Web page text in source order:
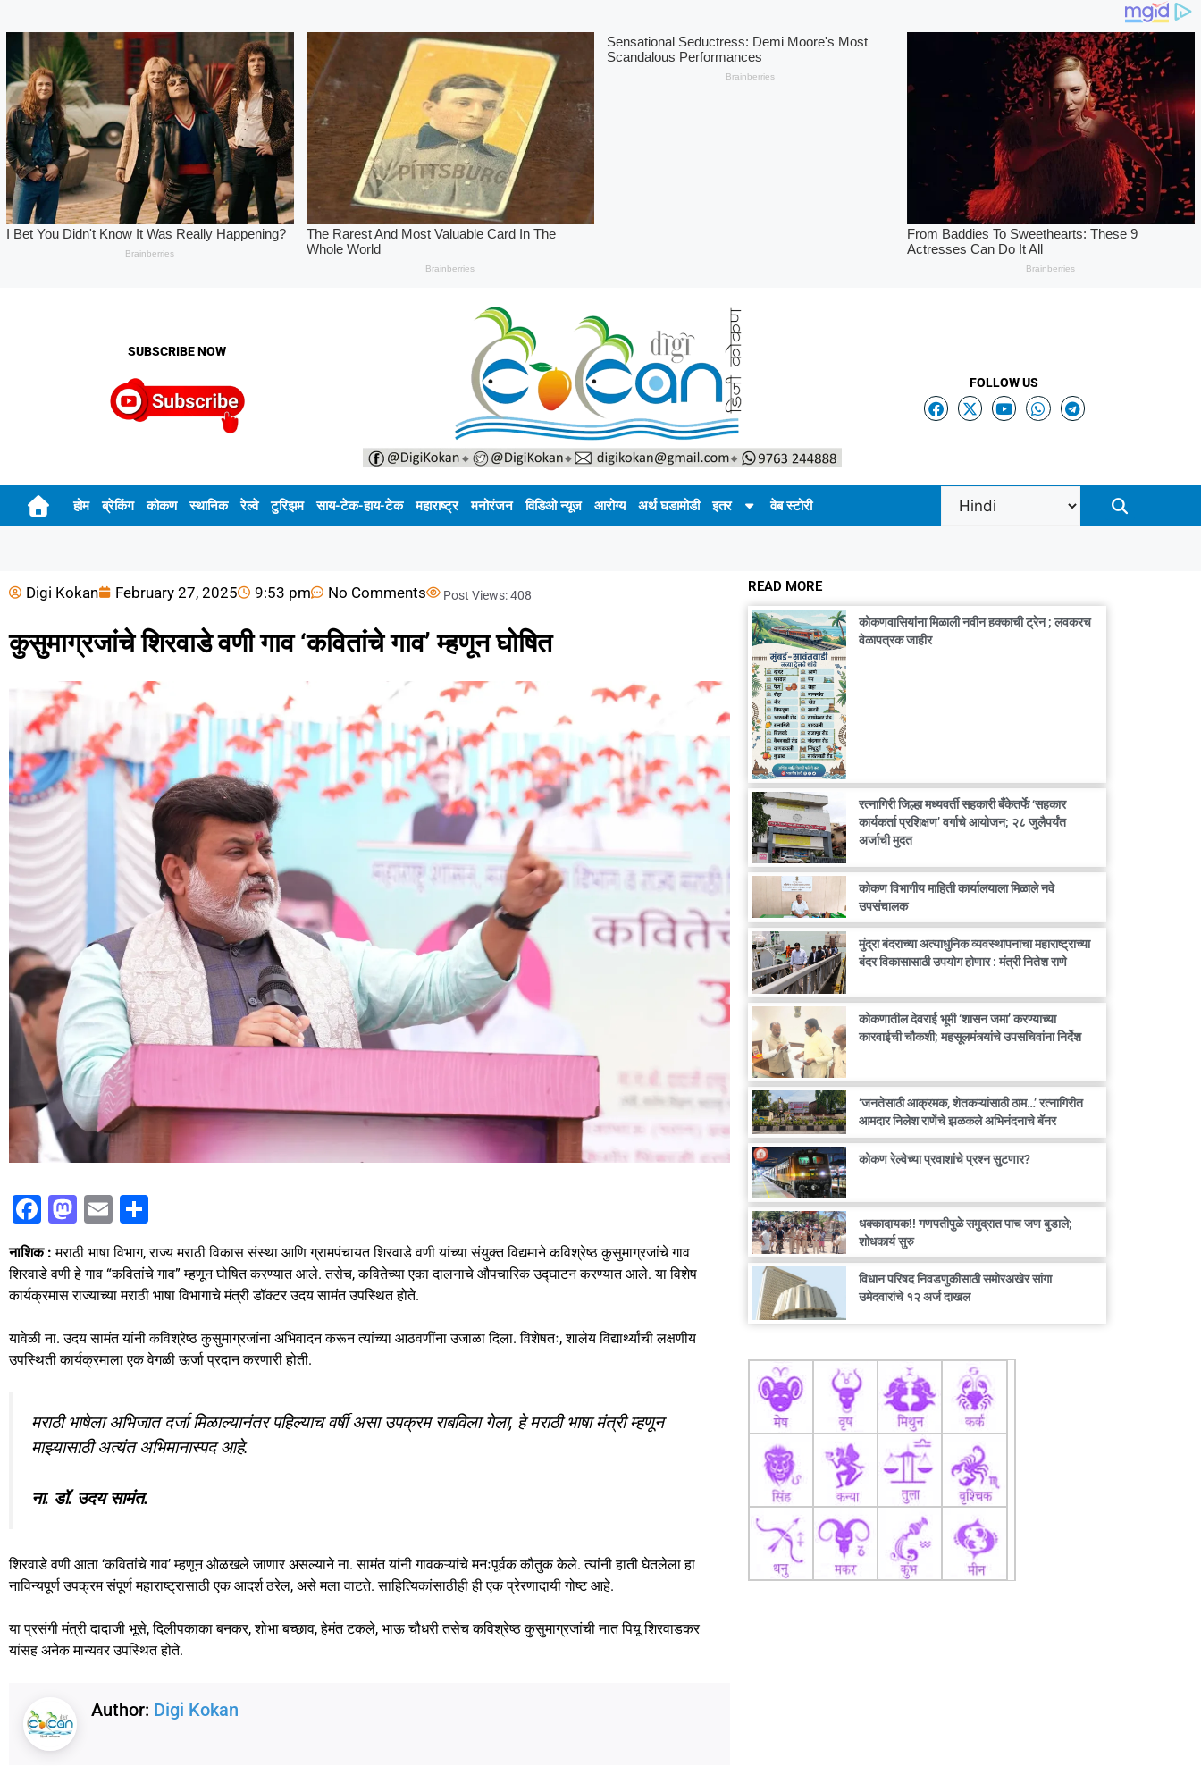
SUBSCRIBE NOW
FOLLOW US
होम ब्रेकिंग कोकण स्थानिक रेल्वे टुरिझम साय-टेक-हाय-टेक महाराष्ट्र मनोरंजन विडिओ न्यूज आरोग्य अर्थ घडामोडी इतर वेब स्टोरी
Digi Kokan February 27, 2025 9:53 pm No Comments Post Views:408
कुसुमाग्रजांचे शिरवाडे वणी गाव ‘कवितांचे गाव’ म्हणून घोषित
F
c
e
o
k
M
a
st
o
o
E
m
ai
l
ar
e
नाशिक : मराठी भाषा विभाग, राज्य मराठी विकास संस्था आणि ग्रामपंचायत शिरवाडे वणी यांच्या संयुक्त विद्यमाने कविश्रेष्ठ कुसुमाग्रजांचे गाव
शिरवाडे वणी हे गाव “कवितांचे गाव” म्हणून घोषित करण्यात आले. तसेच, कवितेच्या एका दालनाचे औपचारिक उद्घाटन करण्यात आले. या विशेष
कार्यक्रमास राज्याच्या मराठी भाषा विभागाचे मंत्री डॉक्टर उदय सामंत उपस्थित होते.
यावेळी ना. उदय सामंत यांनी कविश्रेष्ठ कुसुमाग्रजांना अभिवादन करून त्यांच्या आठवणींना उजाळा दिला. विशेषतः, शालेय विद्यार्थ्यांची लक्षणीय
उपस्थिती कार्यक्रमाला एक वेगळी ऊर्जा प्रदान करणारी होती.
मराठी भाषेला अभिजात दर्जा मिळाल्यानंतर पहिल्याच वर्षी असा उपक्रम राबविला गेला, हे मराठी भाषा मंत्री म्हणून
माझ्यासाठी अत्यंत अभिमानास्पद आहे.
ना. डॉ. उदय सामंत.
शिरवाडे वणी आता ‘कवितांचे गाव’ म्हणून ओळखले जाणार असल्याने ना. सामंत यांनी गावकऱ्यांचे मनःपूर्वक कौतुक केले. त्यांनी हाती घेतलेला हा
नाविन्यपूर्ण उपक्रम संपूर्ण महाराष्ट्रासाठी एक आदर्श ठरेल, असे मला वाटते. साहित्यिकांसाठीही ही एक प्रेरणादायी गोष्ट आहे.
या प्रसंगी मंत्री दादाजी भूसे, दिलीपकाका बनकर, शोभा बच्छाव, हेमंत टकले, भाऊ चौधरी तसेच कविश्रेष्ठ कुसुमाग्रजांची नात पियू शिरवाडकर
यांसह अनेक मान्यवर उपस्थित होते.
Author: Digi Kokan
READ MORE
कोकणवासियांना मिळाली नवीन हक्काची ट्रेन ; लवकरच
वेळापत्रक जाहीर
रत्नागिरी जिल्हा मध्यवर्ती सहकारी बँकेतर्फे ‘सहकार
कार्यकर्ता प्रशिक्षण’ वर्गाचे आयोजन; २८ जुलैपर्यंत
अर्जाची मुदत
कोकण विभागीय माहिती कार्यालयाला मिळाले नवे
उपसंचालक
मुंद्रा बंदराच्या अत्याधुनिक व्यवस्थापनाचा महाराष्ट्राच्या
बंदर विकासासाठी उपयोग होणार : मंत्री नितेश राणे
कोकणातील देवराई भूमी ‘शासन जमा’ करण्याच्या
कारवाईची चौकशी; महसूलमंत्र्यांचे उपसचिवांना निर्देश
‘जनतेसाठी आक्रमक, शेतकऱ्यांसाठी ठाम…’ रत्नागिरीत
आमदार निलेश राणेंचे झळकले अभिनंदनाचे बॅनर
कोकण रेल्वेच्या प्रवाशांचे प्रश्न सुटणार?
धक्कादायक!! गणपतीपुळे समुद्रात पाच जण बुडाले;
शोधकार्य सुरु
विधान परिषद निवडणुकीसाठी समोरअखेर सांगा
उमेदवारांचे १२ अर्ज दाखल